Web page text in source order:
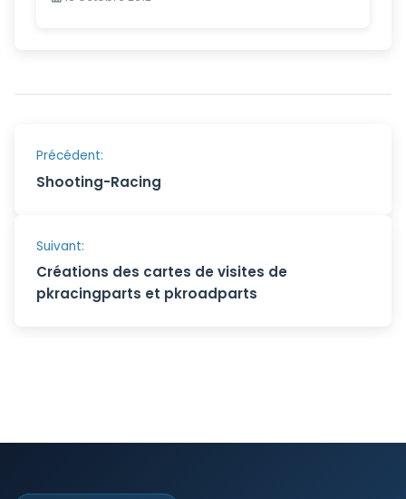
Navigation
de
l’article
Précédent:
Shooting-Racing
Suivant:
Créations des cartes de visites de
pkracingparts et pkroadparts